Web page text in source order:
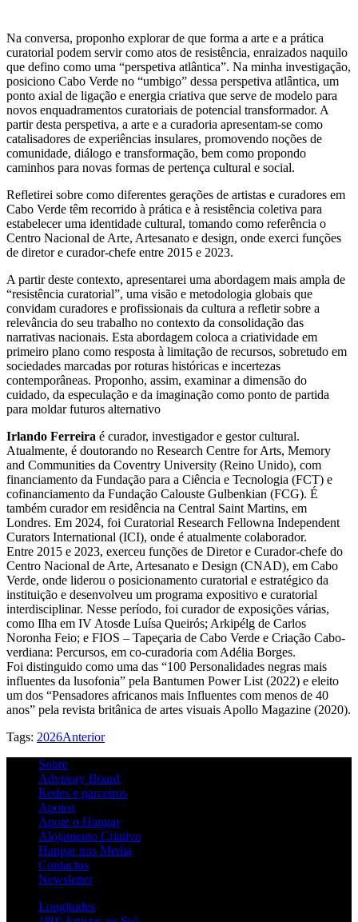
Na conversa, proponho explorar de que forma a arte e a prática
curatorial podem servir como atos de resistência, enraizados naquilo
que defino como uma “perspetiva atlântica”. Na minha investigação,
posiciono Cabo Verde no “umbigo” dessa perspetiva atlântica, um
ponto axial de ligação e energia criativa que serve de modelo para
novos enquadramentos curatoriais de potencial transformador. A
partir desta perspetiva, a arte e a curadoria apresentam-se como
catalisadores de experiências insulares, promovendo noções de
comunidade, diálogo e transformação, bem como propondo
caminhos para novas formas de pertença cultural e social.
Refletirei sobre como diferentes gerações de artistas e curadores em
Cabo Verde têm recorrido à prática e à resistência coletiva para
estabelecer uma identidade cultural, tomando como referência o
Centro Nacional de Arte, Artesanato e design, onde exerci funções
de diretor e curador-chefe entre 2015 e 2023.
A partir deste contexto, apresentarei uma abordagem mais ampla de
“resistência curatorial”, uma visão e metodologia globais que
convidam curadores e profissionais da cultura a refletir sobre a
relevância do seu trabalho no contexto da consolidação das
narrativas nacionais. Esta abordagem coloca a criatividade em
primeiro plano como resposta à limitação de recursos, sobretudo em
sociedades marcadas por roturas históricas e incertezas
contemporâneas. Proponho, assim, examinar a dimensão do
cuidado, da especulação e da imaginação como ponto de partida
para moldar futuros alternativo
Irlando Ferreira é curador, investigador e gestor cultural.
Atualmente, é doutorando no Research Centre for Arts, Memory
and Communities da Coventry University (Reino Unido), com
financiamento da Fundação para a Ciência e Tecnologia (FCT) e
cofinanciamento da Fundação Calouste Gulbenkian (FCG). É
também curador em residência na Central Saint Martins, em
Londres. Em 2024, foi Curatorial Research Fellowna Independent
Curators International (ICI), onde é atualmente colaborador.
Entre 2015 e 2023, exerceu funções de Diretor e Curador-chefe do
Centro Nacional de Arte, Artesanato e Design (CNAD), em Cabo
Verde, onde liderou o posicionamento curatorial e estratégico da
instituição e desenvolveu um programa expositivo e curatorial
interdisciplinar. Nesse período, foi curador de exposições várias,
como Ilha em IV Atosde Luísa Queirós; Arkipélg de Carlos
Noronha Feio; e FIOS – Tapeçaria de Cabo Verde e Criação Cabo-
verdiana: Percursos, em co-curadoria com Adélia Borges.
Foi distinguido como uma das “100 Personalidades negras mais
influentes da lusofonia” pela Bantumen Power List (2022) e eleito
um dos “Pensadores africanos mais Influentes com menos de 40
anos” pela revista britânica de artes visuais Apollo Magazine (2020).
Tags: 2026Anterior
Sobre
Advisory Board
Redes e parceiros
Apoios
Apoie o Hangar
Alojamento Criativo
Hangar nos Media
Contactos
Newsletter
Longitudes